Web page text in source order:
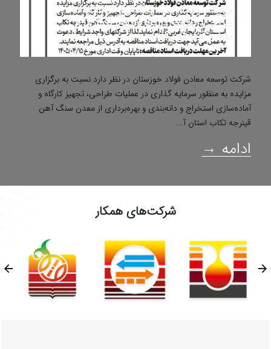
مزایده جهت سرمایه‌گذاری در عملیات
طراحی، تجهیز کارگاه و بهره برداری از
معدن قینرجه تکاب
شرکت توسعه معادن فولاد خوزستان در نظر دارد نسبت به برگزاری
مزایده به منظور سرمایه گذاری در عملیات طراحی، تجهیز کارگاه و
آماده‌سازی استخراج و دانه‌بندی و بهره‌برداری از معدن سنگ آهن
قینرجه تکاب استان آ...
ادامه →
شرکت‌های همکار